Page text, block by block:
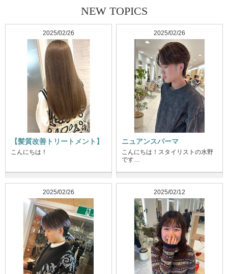
NEW TOPICS
2025/02/26
【髪質改善トリートメント】
こんにちは！
2025/02/26
ニュアンスパーマ
こんにちは！スタイリストの水野
です…
2025/02/26 2025/02/12